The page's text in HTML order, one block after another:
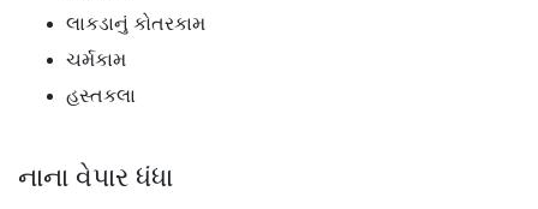
લાકડાનું કોતરકામ
ચર્મકામ
હસ્તકલા
નાના વેપાર ધંધા